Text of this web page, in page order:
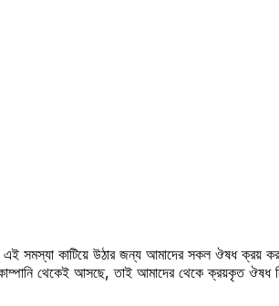
সমস্যা কাটিয়ে উঠার জন্য আমাদের সকল ঔষধ ক্রয়
কোম্পানি থেকেই আসছে, তাই আমাদের থেকে ক্রয়কৃত